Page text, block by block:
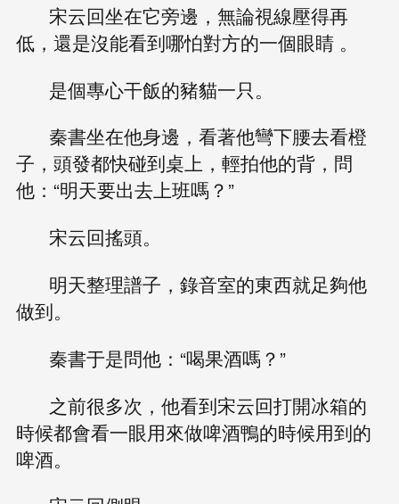
宋云回坐在它旁邊，無論視線壓得再
低，還是沒能看到哪怕對方的一個眼睛 。
是個專心干飯的豬貓一只。
秦書坐在他身邊，看著他彎下腰去看橙
子，頭發都快碰到桌上，輕拍他的背，問
他：“明天要出去上班嗎？”
宋云回搖頭。
明天整理譜子，錄音室的東西就足夠他
做到。
秦書于是問他：“喝果酒嗎？”
之前很多次，他看到宋云回打開冰箱的
時候都會看一眼用來做啤酒鴨的時候用到的
啤酒。